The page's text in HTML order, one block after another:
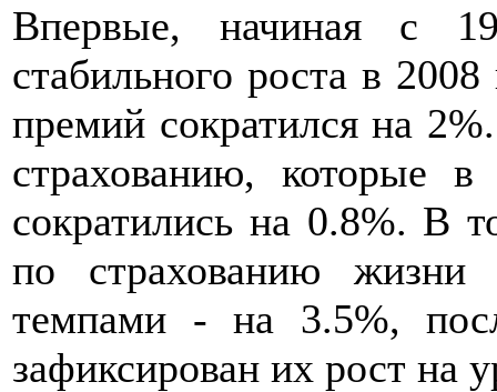
Впервые, начиная с
стабильного роста в
премий сократился на
страхованию, которые
сократились на 0.8%. В
по страхованию жизни
темпами - на 3.5%,
зафиксирован их рост на